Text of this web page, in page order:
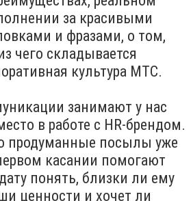
за красивыми
и фразами, о том,
чего складывается
культура МТС.
занимают у нас
в работе с HR-брендом.
продуманные посылы уже
касании помогают
понять, близки ли ему
ценности и хочет ли